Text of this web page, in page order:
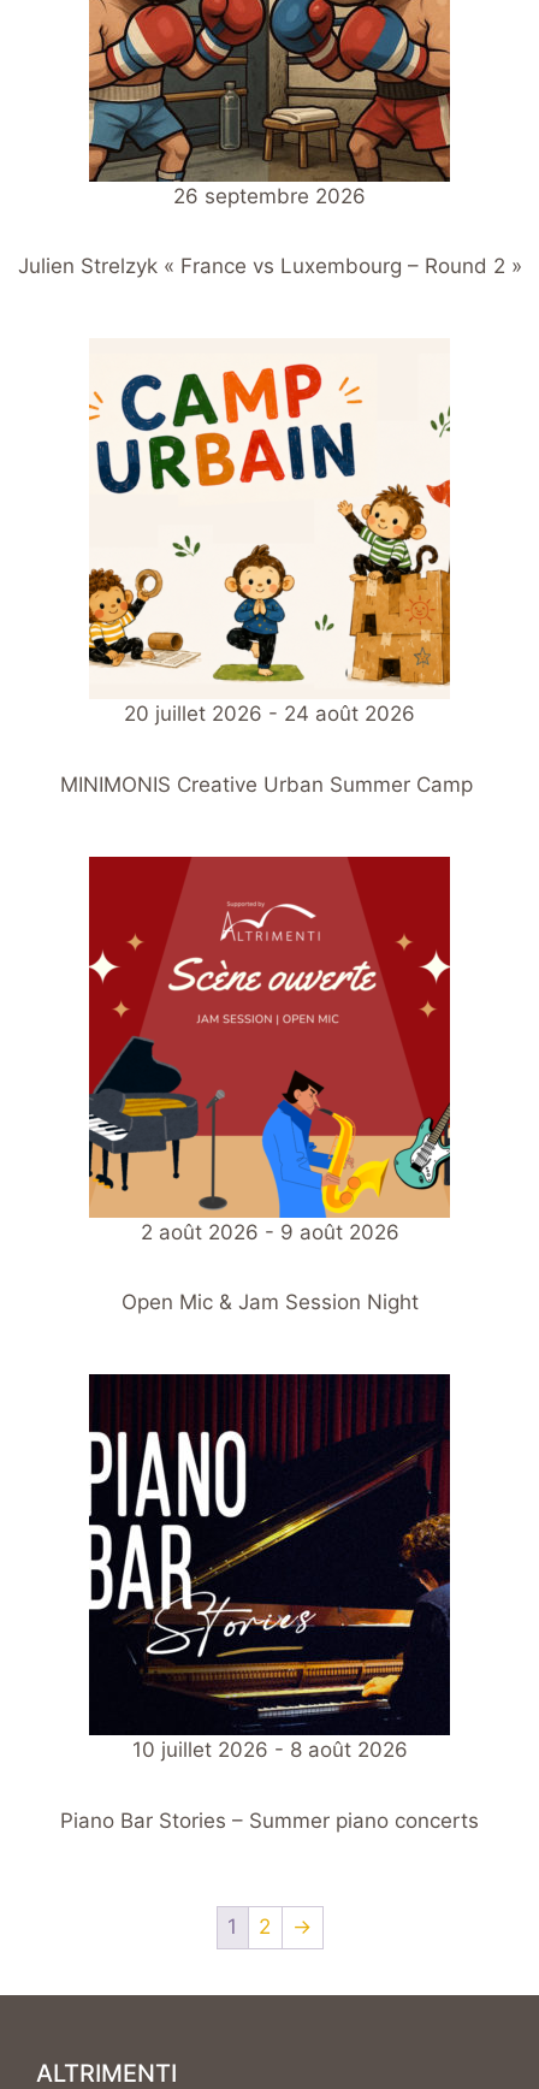
26 septembre 2026
Julien Strelzyk « France vs Luxembourg – Round 2 »
20 juillet 2026 - 24 août 2026
MINIMONIS Creative Urban Summer Camp
2 août 2026 - 9 août 2026
Open Mic & Jam Session Night
10 juillet 2026 - 8 août 2026
Piano Bar Stories – Summer piano concerts
1 2 →
ALTRIMENTI